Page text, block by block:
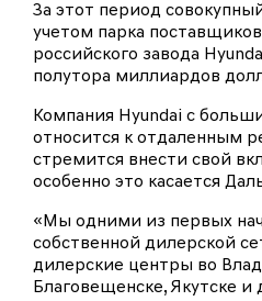
За этот период
учетом парка
российского завода
полутора миллиардов
Компания Hyundai с
относится к отдаленным
стремится внести свой
особенно это касается
«Мы одними из первых
собственной дилерской
дилерские центры во
Благовещенске, Якутске